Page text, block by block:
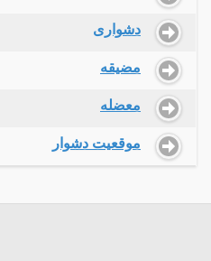
دشواری
مضیقه
معضله
موقعیت دشوار